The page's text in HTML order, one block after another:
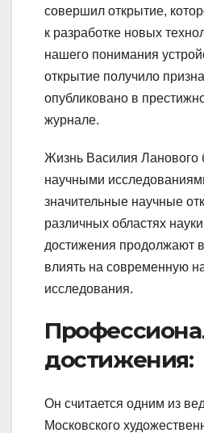
совершил открытие,
к разработке новых
нашего понимания
открытие получило
опубликовано в
журнале.
Жизнь Василия
научными
значительные научные
различных областях
достижения продолжают
влиять на современную
исследования.
достижения:
Он считается одним из
Московского